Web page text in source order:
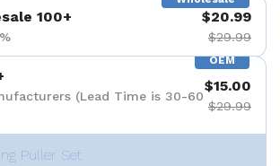
100+ $20.99
$29.99
OEM
(Lead Time is 30-60
$15.00
$29.99
Puller Set